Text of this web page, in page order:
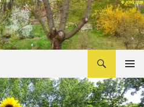
MENÜ